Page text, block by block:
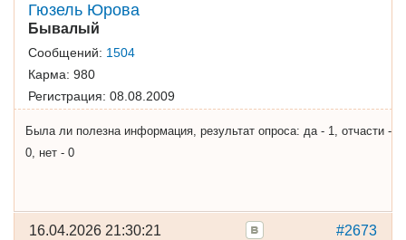
Гюзель Юрова
Бывалый
Сообщений: 1504
Карма: 980
Регистрация: 08.08.2009
Была ли полезна информация, результат опроса: да - 1, отчасти -
0, нет - 0
#2673
16.04.2026 21:30:21